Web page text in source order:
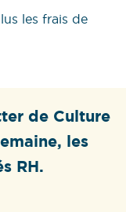
les frais de
de Culture
les
RH.